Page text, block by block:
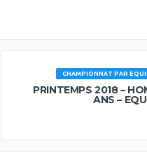
CHAMPIONNAT PAR
PRINTEMPS 2018 –
ANS –